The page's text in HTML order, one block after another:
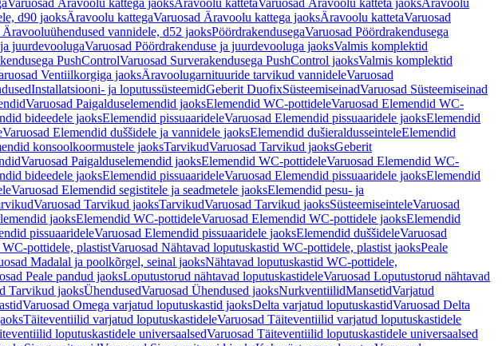
Varuosad Äravoolu kattega jaoksÄravoolu kattetaVaruosad Äravoolu katteta jaoksÄravoolu
d90 jaoksÄravoolu kattegaVaruosad Äravoolu kattega jaoksÄravoolu kattetaVaruosad
Äravooluühendused vannidele, d52 jaoksPöördrakendusegaVaruosad Pöördrakendusega
juurdevoolugaVaruosad Pöördrakenduse ja juurdevooluga jaoksValmis komplektid
PushControlVaruosad Surverakendusega PushControl jaoksValmis komplektid
Ventiilkorgiga jaoksÄravoolugarnituuride tarvikud vannideleVaruosad
Installatsiooni- ja loputussüsteemidGeberit DuofixSüsteemiseinadVaruosad Süsteemiseinad
Varuosad Paigalduselemendid jaoksElemendid WC-pottideleVaruosad Elemendid WC-
bideedele jaoksElemendid pissuaarideleVaruosad Elemendid pissuaaridele jaoksElemendid
Varuosad Elemendid duššidele ja vannidele jaoksElemendid dušieraldusseinteleElemendid
konsoolkoormustele jaoksTarvikudVaruosad Tarvikud jaoksGeberit
Varuosad Paigalduselemendid jaoksElemendid WC-pottideleVaruosad Elemendid WC-
bideedele jaoksElemendid pissuaarideleVaruosad Elemendid pissuaaridele jaoksElemendid
Varuosad Elemendid segistitele ja seadmetele jaoksElemendid pesu- ja
Varuosad Tarvikud jaoksTarvikudVaruosad Tarvikud jaoksSüsteemiseinteleVaruosad
jaoksElemendid WC-pottideleVaruosad Elemendid WC-pottidele jaoksElemendid
pissuaarideleVaruosad Elemendid pissuaaridele jaoksElemendid duššideleVaruosad
pottidele, plastistVaruosad Nähtavad loputuskastid WC-pottidele, plastist jaoksPeale
Madalal ja poolkõrgel, seinal jaoksNähtavad loputuskastid WC-pottidele,
Peale pandud jaoksLoputustorud nähtavad loputuskastideleVaruosad Loputustorud nähtavad
Tarvikud jaoksÜhendusedVaruosad Ühendused jaoksNurkventiilidMansetidVarjatud
Varuosad Omega varjatud loputuskastid jaoksDelta varjatud loputuskastidVaruosad Delta
Täiteventiilid varjatud loputuskastideleVaruosad Täiteventiilid varjatud loputuskastidele
loputuskastidele universaalsedVaruosad Täiteventiilid loputuskastidele universaalsed